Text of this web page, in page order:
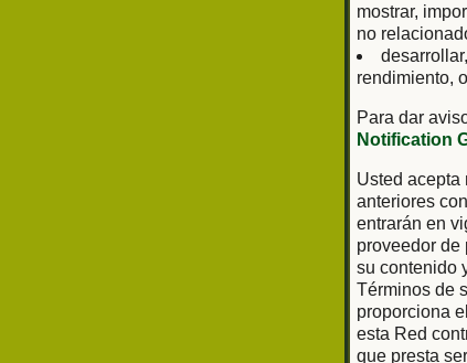
mostrar,
no
rendimiento,
Para dar
Notification
Usted acepta
anteriores
entrarán en
proveedor de
su contenido
Términos de
proporciona
esta Red
que presta